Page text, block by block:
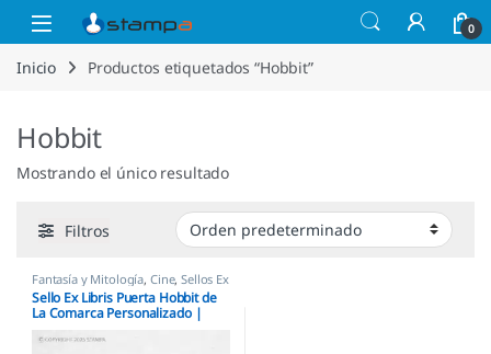
Saltar a la navegación
Saltar al contenido
Open 0
Inicio Productos etiquetados “Hobbit”
Hobbit
Mostrando el único resultado
Filtros
Fantasía y Mitología, Cine,Sellos Ex
Libris
Sello Ex Libris Puerta Hobbit de
La Comarca Personalizado |